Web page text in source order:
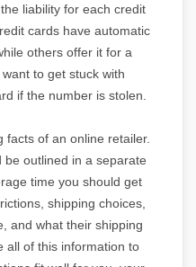
liability for each credit
cards have automatic
others offer it for a
to get stuck with
if the number is stolen.
facts of an online retailer.
outlined in a separate
time you should get
shipping choices,
and what their shipping
all of this information to